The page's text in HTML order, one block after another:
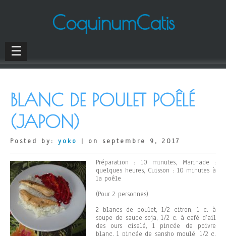
CoquinumCatis
☰
BLANC DE POULET POÊLÉ
(JAPON)
Posted by: yoko | on septembre 9, 2017
Préparation : 10 minutes, Marinade :
quelques heures, Cuisson : 10 minutes à
la poêle
(Pour 2 personnes)
2 blancs de poulet, 1/2 citron, 1 c. à
soupe de sauce soja, 1/2 c. à café d’ail
des ours ciselé, 1 pincée de poivre
blanc, 1 pincée de sansho moulé, 1/2 c.